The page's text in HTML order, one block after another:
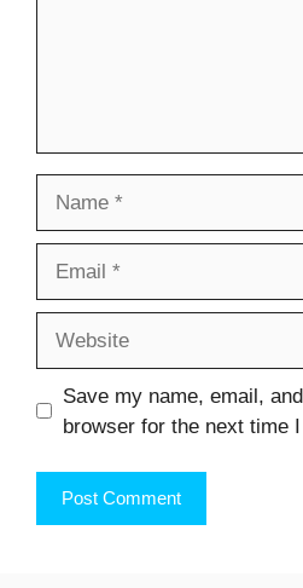
Save my name, email,
browser for the next time